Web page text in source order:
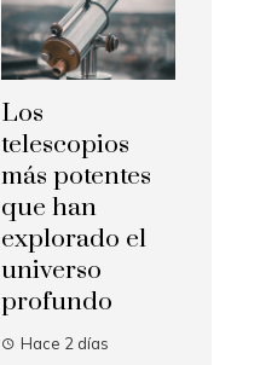
Los
telescopios
más potentes
que han
explorado el
universo
profundo
Hace 2 días